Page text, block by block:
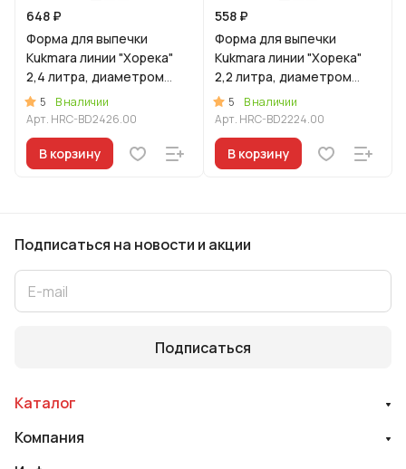
648 ₽
Форма для выпечки
Kukmara линии "Хорека"
2,4 литра, диаметром
26см
5
В наличии
Арт. HRC-BD2426.00
В корзину
558 ₽
Форма для выпечки
Kukmara линии "Хорека"
2,2 литра, диаметром
24см
5
В наличии
Арт. HRC-BD2224.00
В корзину
Подписаться на новости и акции
Подписаться
Каталог
Компания